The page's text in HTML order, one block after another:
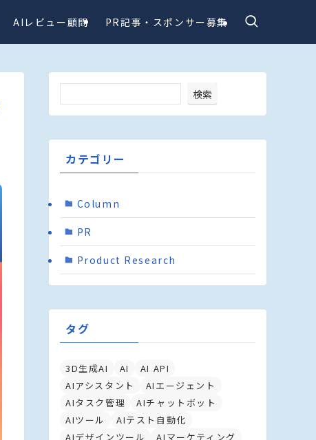
AIレビュー顧問 PR記事・スポンサー募集
検索
カテゴリー
Column
PR
Product Research
タグ
3D生成AI AI
AI API
AIアシスタント
AIエージェント
AIタスク管理
AIチャットボット
AIツール
AIテスト自動化
AIデザインツール
AIマーケティング